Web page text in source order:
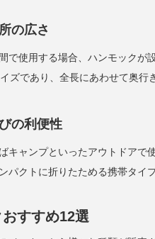
の広さ
で使用する場合、ハンモック
ズであり、全長にあわせて奥行
の利便性
キャンプといったアウトドア
パクトに折りたためる携帯タイ
すすめ12選